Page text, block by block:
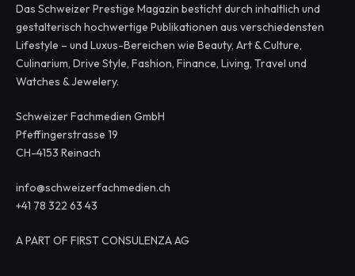
Das Schweizer Prestige Magazin besticht durch inhaltlich und
gestalterisch hochwertige Publikationen aus verschiedensten
Lifestyle – und Luxus-Bereichen wie Beauty, Art & Culture,
Culinarium, Drive Style, Fashion, Finance, Living, Travel und
Watches & Jewelery.
Schweizer Fachmedien GmbH
Pfeffingerstrasse 19
CH-4153 Reinach
info@schweizerfachmedien.ch
+41 78 322 63 43
A PART OF FIRST CONSULENZA AG